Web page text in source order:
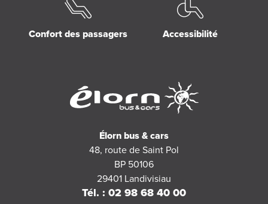
Confort des passagers Accessibilité
Élorn bus & cars
48, route de Saint Pol
BP 50106
29401 Landivisiau
Tél. : 02 98 68 40 00